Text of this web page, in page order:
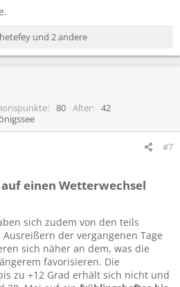
und 2 andere
80 Alter
42
#7
einen Wetterwechsel
sich zudem von den teils
der vergangenen Tage
sich näher an dem, was die
favorisieren. Die
zu +12 Grad erhält sich nicht und